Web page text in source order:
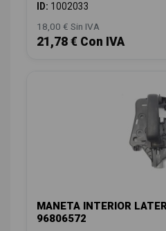
ID: 1002033
18,00 € Sin IVA
21,78 € Con IVA
MANETA INTERIOR
96806572